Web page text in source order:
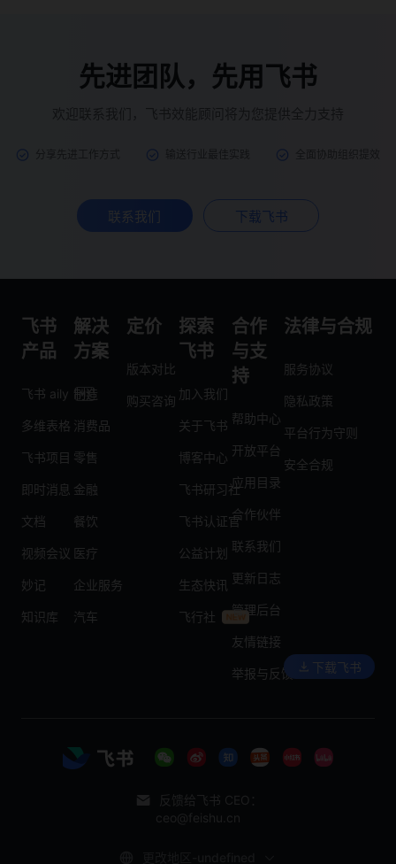
先进团队，先用飞书
联系我们 下载飞书
飞书
产品
飞书 aily
多维表格
飞书项目
即时消息
文档
视频会议
妙记
知识库
解决
方案
制造
消费品
零售
金融
餐饮
医疗
企业服务
汽车
定价
版本对比
购买咨询
探索
飞书
加入我们
关于飞书
博客中心
飞书研习社
飞书认证官
公益计划
生态快讯
飞行社
合作
与支
持
帮助中心
开放平台
应用目录
合作伙伴
联系我们
更新日志
管理后台
友情链接
举报与反馈
法律与合规
服务协议
隐私政策
平台行为守则
安全合规
下载飞书
反馈给飞书 CEO：
ceo@feishu.cn